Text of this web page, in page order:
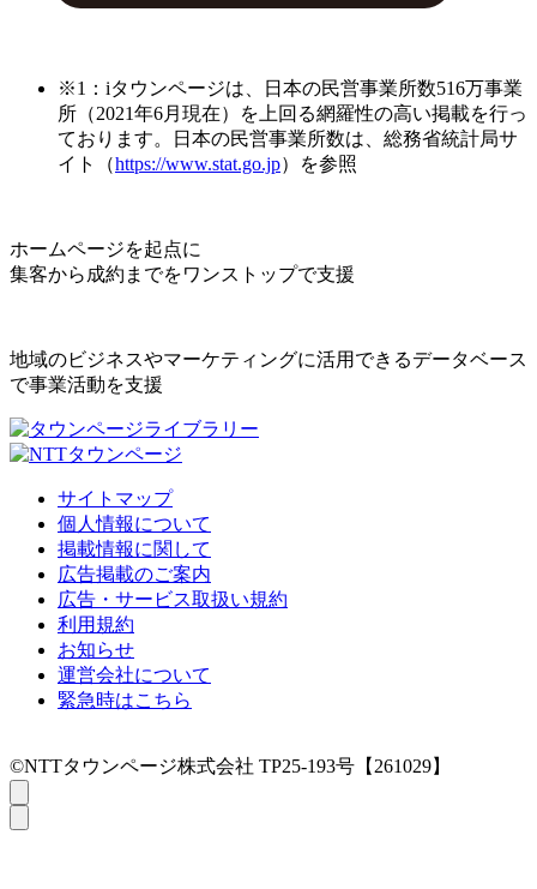
※1：iタウンページは、日本の民営事業所数516万事業
所（2021年6月現在）を上回る網羅性の高い掲載を行っ
ております。日本の民営事業所数は、総務省統計局サ
イト（https://www.stat.go.jp）を参照
ホームページを起点に
集客から成約までをワンストップで支援
地域のビジネスやマーケティングに活用できるデータベース
で事業活動を支援
サイトマップ
個人情報について
掲載情報に関して
広告掲載のご案内
広告・サービス取扱い規約
利用規約
お知らせ
運営会社について
緊急時はこちら
©NTTタウンページ株式会社 TP25-193号【261029】